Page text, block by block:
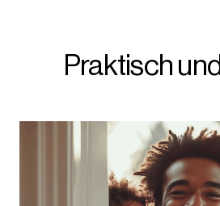
Praktisch